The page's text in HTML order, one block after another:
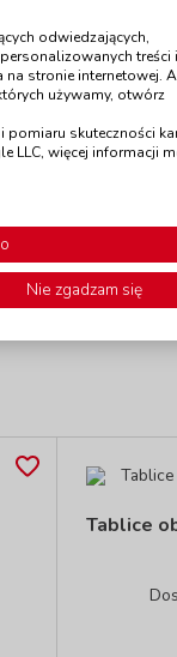
Tablice
odwiedzających,
treści i
stronie internetowej.
używamy, otwórz
pomiaru skuteczności
LLC, więcej informacji
Nie zgadzam się